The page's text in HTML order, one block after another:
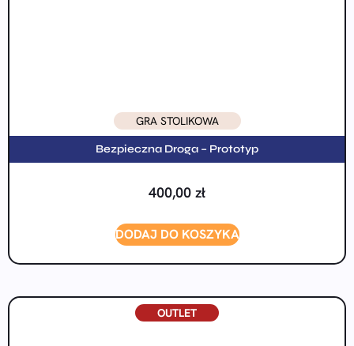
GRA STOLIKOWA
Bezpieczna Droga – Prototyp
400,00 zł
DODAJ DO KOSZYKA
OUTLET